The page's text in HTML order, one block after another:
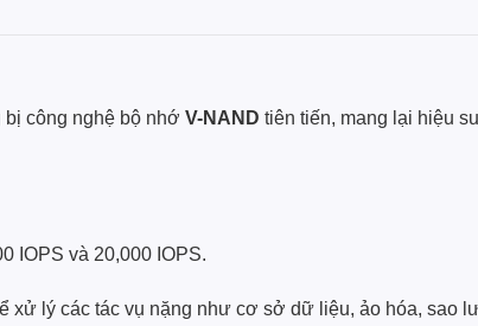
công nghệ bộ nhớ V-NAND tiên tiến, mang lại hiệu
IOPS và 20,000 IOPS.
xử lý các tác vụ nặng như cơ sở dữ liệu, ảo hóa, sao